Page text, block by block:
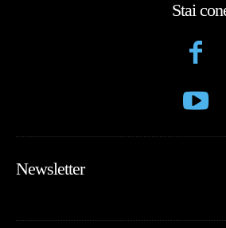
Stai
Newsletter